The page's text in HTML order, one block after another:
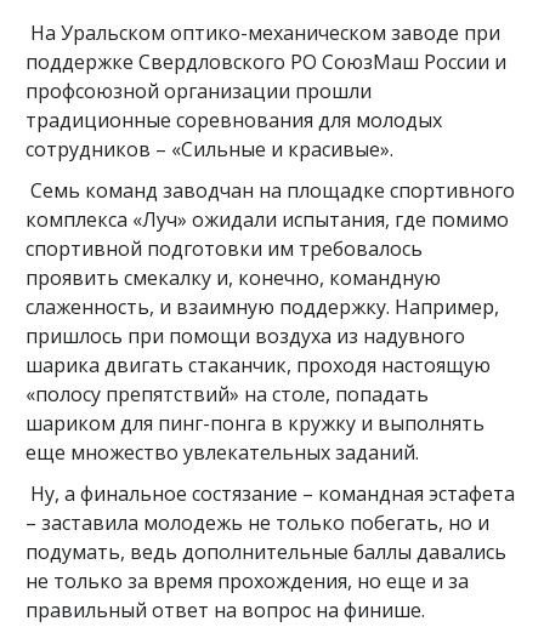
На Уральском оптико-механическом заводе при
поддержке Свердловского РО СоюзМаш России и
профсоюзной организации прошли
традиционные соревнования для молодых
сотрудников – «Сильные и красивые».
Семь команд заводчан на площадке спортивного
комплекса «Луч» ожидали испытания, где помимо
спортивной подготовки им требовалось
проявить смекалку и, конечно, командную
слаженность, и взаимную поддержку. Например,
пришлось при помощи воздуха из надувного
шарика двигать стаканчик, проходя настоящую
«полосу препятствий» на столе, попадать
шариком для пинг-понга в кружку и выполнять
еще множество увлекательных заданий.
Ну, а финальное состязание – командная эстафета
– заставила молодежь не только побегать, но и
подумать, ведь дополнительные баллы давались
не только за время прохождения, но еще и за
правильный ответ на вопрос на финише.